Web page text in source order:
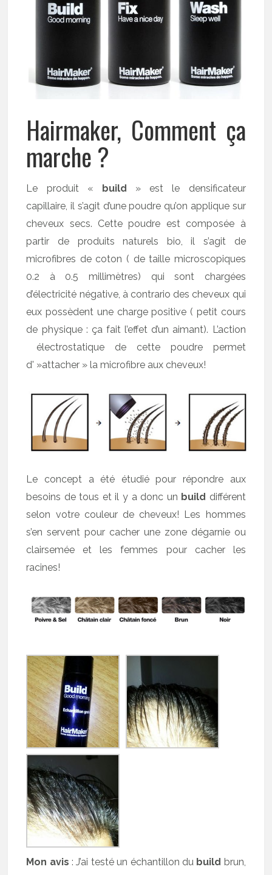
Hairmaker, Comment ça
marche ?
Le produit « build
» est le densificateur
capillaire, il s’agit d’une poudre qu’on applique sur
cheveux secs. Cette poudre est composée à
partir de produits naturels bio, il s’agit de
microfibres de coton ( de taille microscopiques
0.2 à 0.5 millimètres) qui sont chargées
d’électricité négative, à contrario des cheveux qui
eux possèdent une charge positive ( petit cours
de physique : ça fait l’effet d’un aimant). L’action
électrostatique de cette poudre permet
d' »attacher » la microfibre aux cheveux!
Le concept a été étudié pour répondre aux
besoins de tous et il y a donc un build différent
selon votre couleur de cheveux! Les hommes
s’en servent pour cacher une zone dégarnie ou
clairsemée et les femmes pour cacher les
racines!
Mon avis : J’ai testé un échantillon dubuild brun,